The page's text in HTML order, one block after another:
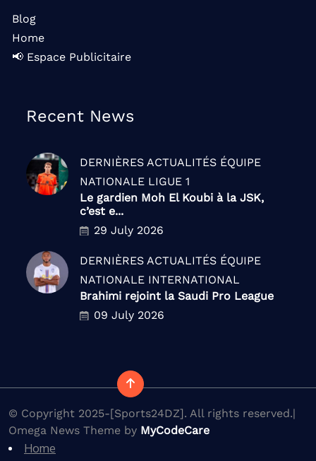
Blog
Home
📢 Espace Publicitaire
Recent News
DERNIÈRES ACTUALITÉS ÉQUIPE
NATIONALE LIGUE 1
Le gardien Moh El Koubi à la JSK,
c’est e...
29 July 2026
DERNIÈRES ACTUALITÉS ÉQUIPE
NATIONALE INTERNATIONAL
Brahimi rejoint la Saudi Pro League
09 July 2026
© Copyright 2025-[Sports24DZ]. All rights reserved.|
Omega News Theme by MyCodeCare
Home